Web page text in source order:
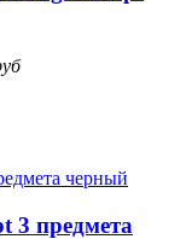
3 предмета